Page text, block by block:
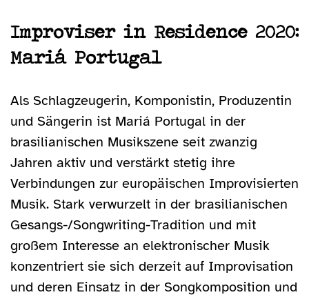
Improviser in Residence 2020:
Mariá Portugal
Als Schlagzeugerin, Komponistin, Produzentin
und Sängerin ist Mariá Portugal in der
brasilianischen Musikszene seit zwanzig
Jahren aktiv und verstärkt stetig ihre
Verbindungen zur europäischen Improvisierten
Musik. Stark verwurzelt in der brasilianischen
Gesangs-/Songwriting-Tradition und mit
großem Interesse an elektronischer Musik
konzentriert sie sich derzeit auf Improvisation
und deren Einsatz in der Songkomposition und